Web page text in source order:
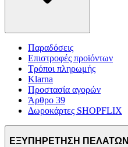
Παραδόσεις
Επιστροφές προϊόντων
Τρόποι πληρωμής
Klarna
Προστασία αγορών
Άρθρο 39
Δωροκάρτες SHOPFLIX
ΕΞΥΠΗΡΕΤΗΣΗ ΠΕΛΑΤΩΝ